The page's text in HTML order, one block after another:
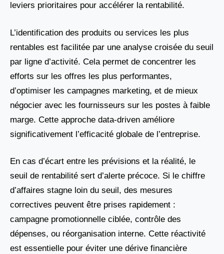
leviers prioritaires pour accélérer la rentabilité.
L’identification des produits ou services les plus
rentables est facilitée par une analyse croisée du seuil
par ligne d’activité. Cela permet de concentrer les
efforts sur les offres les plus performantes,
d’optimiser les campagnes marketing, et de mieux
négocier avec les fournisseurs sur les postes à faible
marge. Cette approche data-driven améliore
significativement l’efficacité globale de l’entreprise.
En cas d’écart entre les prévisions et la réalité, le
seuil de rentabilité sert d’alerte précoce. Si le chiffre
d’affaires stagne loin du seuil, des mesures
correctives peuvent être prises rapidement :
campagne promotionnelle ciblée, contrôle des
dépenses, ou réorganisation interne. Cette réactivité
est essentielle pour éviter une dérive financière